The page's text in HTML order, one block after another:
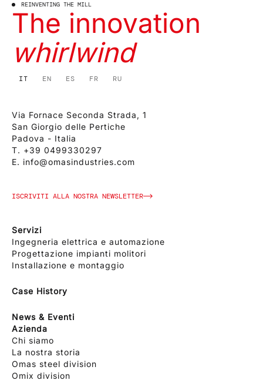
REINVENTING THE MILL
The innovation
whirlwind
IT EN ES FR RU
Via Fornace Seconda Strada, 1
San Giorgio delle Pertiche
Padova - Italia
T. +39 0499330297
E. info@omasindustries.com
ISCRIVITI ALLA NOSTRA NEWSLETTER
Servizi
Ingegneria elettrica e automazione
Progettazione impianti molitori
Installazione e montaggio
Case History
News & Eventi
Azienda
Chi siamo
La nostra storia
Omas steel division
Omix division